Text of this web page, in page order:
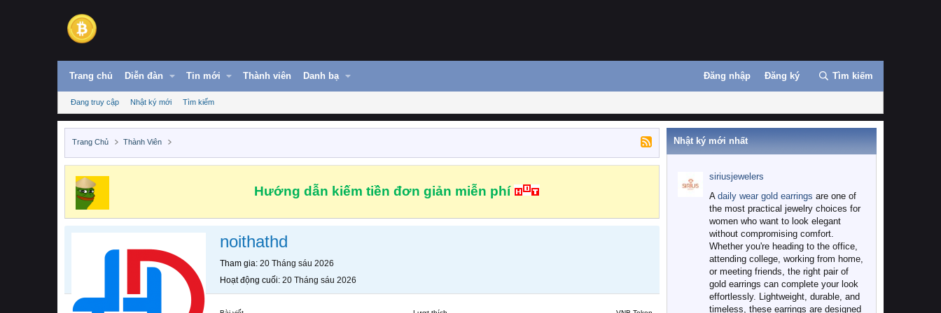
Trang chủ Diễn đàn Tin mới Thành viên Danh bạ Đăng nhập Đăng ký Tìm kiếm
Đang truy cập Nhật ký mới Tìm kiếm
Trang Chủ Thành Viên
Hướng dẫn kiếm tiền đơn giản miễn phí
noithathd
Tham gia 20 Tháng sáu 2026
Hoạt động cuối 20 Tháng sáu 2026
Nhật ký mới nhất
siriusjewelers
A daily wear gold earrings are one of
the most practical jewelry choices for
women who want to look elegant
without compromising comfort.
Whether you're heading to the office,
attending college, working from home,
or meeting friends, the right pair of
gold earrings can complete your look
effortlessly. Lightweight, durable, and
timeless, these earrings are designed